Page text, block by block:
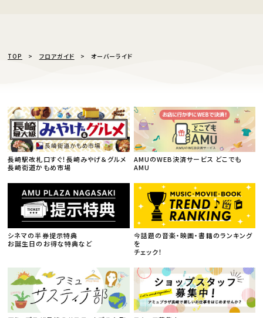
TOP フロアガイド オーバーライド
長崎駅改札口すぐ！長崎みやげ＆グルメ
長崎街道かもめ市場
AMUのWEB決済サービス どこでも
AMU
シネマの半券提示特典
お誕生日のお得な特典など
今話題の音楽・映画・書籍のランキング
を
チェック！